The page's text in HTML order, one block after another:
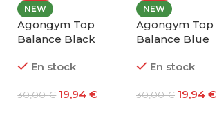
NEW
Agongym Top
Balance Black
En stock
30,00€ 19,94€
NEW
Agongym Top
Balance Blue
En stock
30,00€ 19,94€